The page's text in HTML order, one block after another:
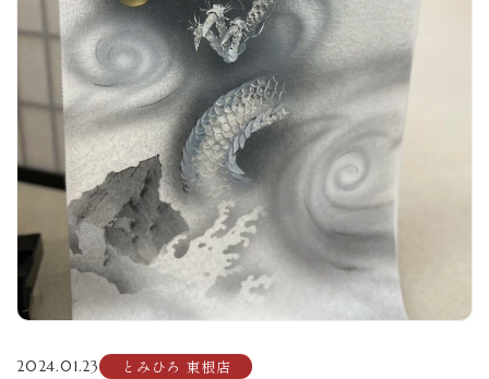
2024.01.23 とみひろ 東根店